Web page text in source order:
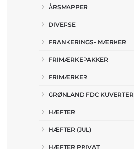
ÅRSMAPPER
DIVERSE
FRANKERINGS- MÆRKER
FRIMÆRKEPAKKER
FRIMÆRKER
GRØNLAND FDC KUVERTER
HÆFTER
HÆFTER (JUL)
HÆFTER PRIVAT